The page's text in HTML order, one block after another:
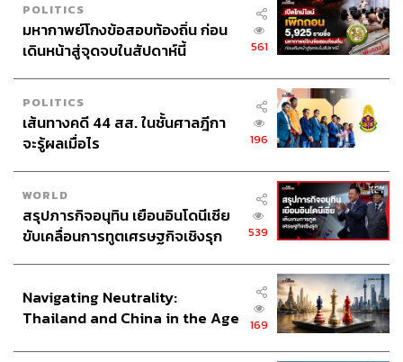
POLITICS
มหากาพย์โกงข้อสอบท้องถิ่น ก่อน
เดินหน้าสู่จุดจบในสัปดาห์นี้
561
POLITICS
เส้นทางคดี 44 สส. ในชั้นศาลฎีกา
จะรู้ผลเมื่อไร
196
WORLD
สรุปภารกิจอนุทิน เยือนอินโดนีเซีย
ขับเคลื่อนการทูตเศรษฐกิจเชิงรุก
539
Navigating Neutrality:
Thailand and China in the Age
169